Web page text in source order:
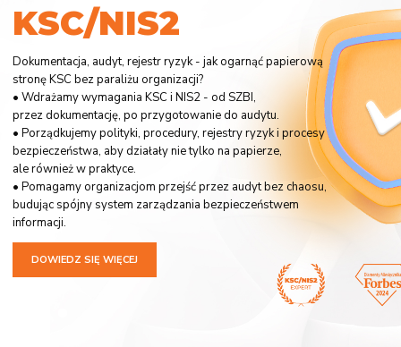
KSC/NIS2
Dokumentacja, audyt, rejestr ryzyk - jak ogarnąć papierową
stronę KSC bez paraliżu organizacji?
• Wdrażamy wymagania KSC i NIS2 - od SZBI,
przez dokumentację, po przygotowanie do audytu.
• Porządkujemy polityki, procedury, rejestry ryzyk i procesy
bezpieczeństwa, aby działały nie tylko na papierze,
ale również w praktyce.
• Pomagamy organizacjom przejść przez audyt bez chaosu,
budując spójny system zarządzania bezpieczeństwem
informacji.
DOWIEDZ SIĘ WIĘCEJ